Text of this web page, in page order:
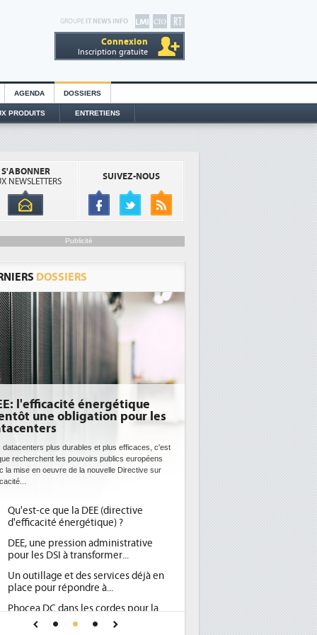
GROUPE IT NEWS INFO
Connexion
Inscription gratuite
AGENDA DOSSIERS
PRODUITS ENTRETIENS
S'ABONNER
NEWSLETTERS
SUIVEZ-NOUS
Publicité
DOSSIERS
l'efficacité énergétique
une obligation pour les
datacenters plus durables et plus efficaces, c'est
recherchent les pouvoirs publics européens
la mise en oeuvre de la nouvelle Directive sur
Qu'est-ce que la DEE (directive
d'efficacité énergétique) ?
DEE, une pression administrative
pour les DSI à transformer...
Un outillage et des services déjà en
place pour répondre à...
Phocea DC dans les cordes pour la